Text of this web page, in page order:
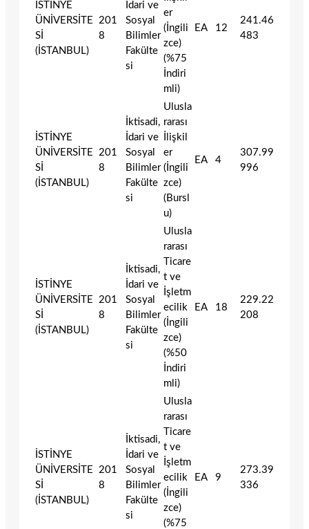
İSTİNYE
ÜNİVERSİTE
Sİ
(İSTANBUL)
201
8
İdari ve
Sosyal
Bilimler
Fakülte
si
er
(İngili
zce)
(%75
İndiri
mli)
EA 12
241.46
483
İSTİNYE
ÜNİVERSİTE
Sİ
(İSTANBUL)
201
8
İktisadi,
İdari ve
Sosyal
Bilimler
Fakülte
si
Ulusla
rarası
İlişkil
er
(İngili
zce)
(Bursl
u)
EA 4
307.99
996
İSTİNYE
ÜNİVERSİTE
Sİ
(İSTANBUL)
201
8
İktisadi,
İdari ve
Sosyal
Bilimler
Fakülte
si
Ulusla
rarası
Ticare
t ve
İşletm
ecilik
(İngili
zce)
(%50
İndiri
mli)
EA 18
229.22
208
İSTİNYE
ÜNİVERSİTE
Sİ
(İSTANBUL)
201
8
İktisadi,
İdari ve
Sosyal
Bilimler
Fakülte
si
Ulusla
rarası
Ticare
t ve
İşletm
ecilik
(İngili
zce)
(%75
EA 9
273.39
336